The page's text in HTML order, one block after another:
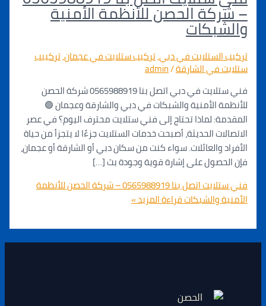
الحصن للأنظمة الأمنية
في دبي,تركيب ستلايت في عجمان,تركييب
في الشارقة/
admin
فني ستلايت في دبي اتصل بنا 0565988919 شركة الحصن
الأمنية والشبكات في دبي والشارقة وعجمان 🟢
لماذا تحتاج إلى فني ستلايت محترف اليوم؟ في عصر
الحديثة، أصبحت خدمات الستلايت جزءًا لا يتجزأ من حياة
والعائلات. سواء كنت من سكان دبي أو الشارقة أو عجمان،
على إشارة قوية وجودة بث […]
فني ستلايت اتصل بنا 0565988919 – شركة الحصن للأنظمة
والشبكاتقراءة المزيد »